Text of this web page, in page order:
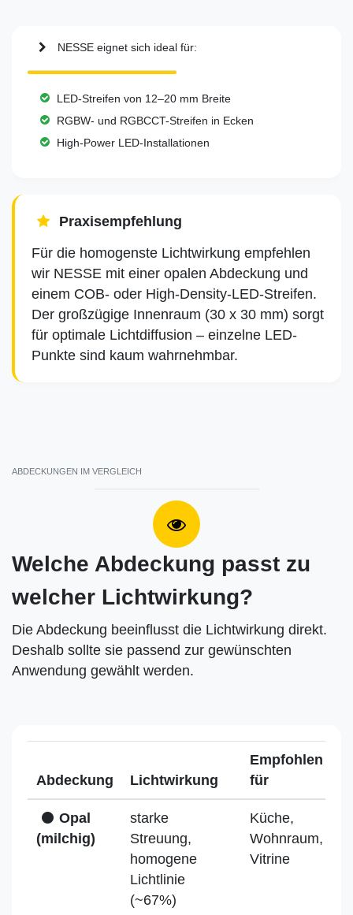
NESSE eignet sich ideal für:
LED-Streifen von 12–20 mm Breite
RGBW- und RGBCCT-Streifen in Ecken
High-Power LED-Installationen
Praxisempfehlung
Für die homogenste Lichtwirkung empfehlen
wir NESSE mit einer opalen Abdeckung und
einem COB- oder High-Density-LED-Streifen.
Der großzügige Innenraum (30 x 30 mm) sorgt
für optimale Lichtdiffusion – einzelne LED-
Punkte sind kaum wahrnehmbar.
ABDECKUNGEN IM VERGLEICH
Welche Abdeckung passt zu
welcher Lichtwirkung?
Die Abdeckung beeinflusst die Lichtwirkung direkt.
Deshalb sollte sie passend zur gewünschten
Anwendung gewählt werden.
Abdeckung Lichtwirkung
Empfohlen
für
Opal
(milchig)
starke
Streuung,
homogene
Lichtlinie
(~67%)
Küche,
Wohnraum,
Vitrine